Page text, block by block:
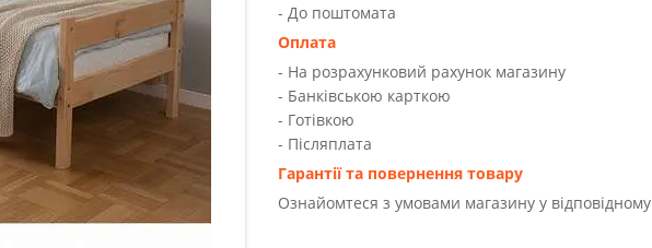
- До поштомата
Оплата
- На розрахунковий рахунок магазину
- Банківською карткою
- Готівкою
- Післяплата
Гарантії та повернення товару
Ознайомтеся з умовами магазину у відповідному